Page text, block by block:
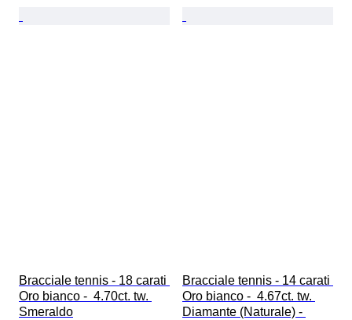
Bracciale tennis - 18 carati
Oro bianco -  4.70ct. tw.
Smeraldo
Bracciale tennis - 14 carati
Oro bianco -  4.67ct. tw.
Diamante (Naturale) -